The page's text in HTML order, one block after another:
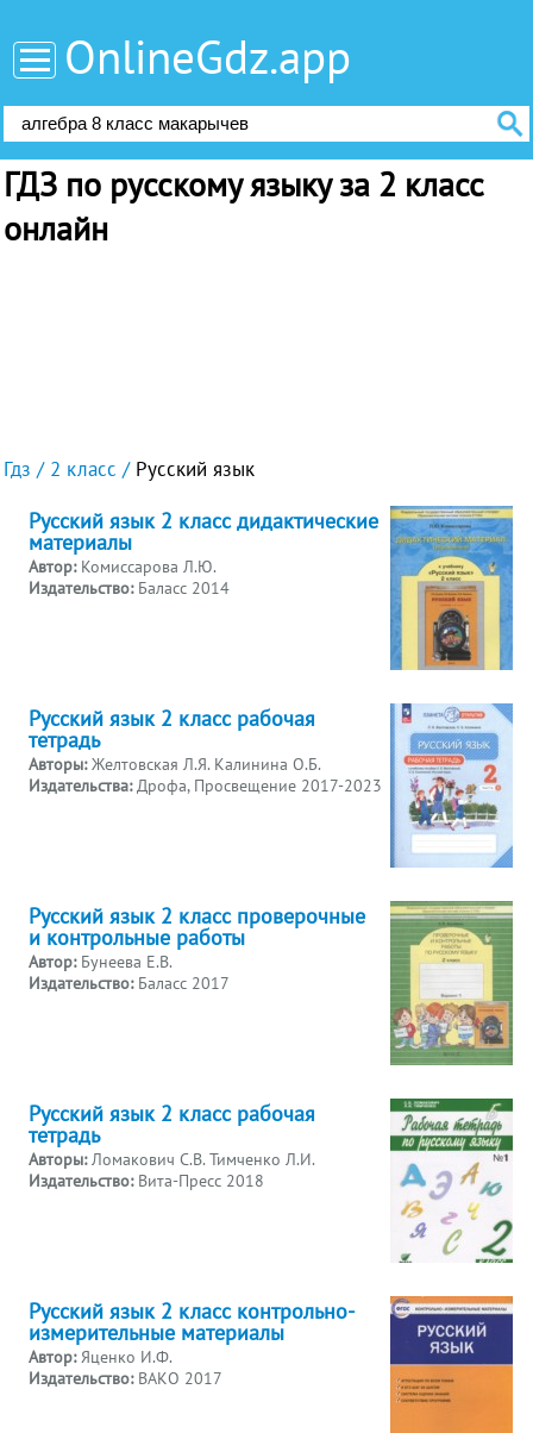
OnlineGdz.app
ГДЗ по русскому языку за 2 класс
онлайн
Гдз 2 класс Русский язык
Русский язык 2 класс дидактические
материалы
Автор: Комиссарова Л.Ю.
Издательство: Баласс 2014
Русский язык 2 класс рабочая
тетрадь
Авторы:Желтовская Л.Я. Калинина О.Б.
Издательства:Дрофа, Просвещение 2017-2023
Русский язык 2 класс проверочные
и контрольные работы
Автор: Бунеева Е.В.
Издательство: Баласс 2017
Русский язык 2 класс рабочая
тетрадь
Авторы:Ломакович С.В. Тимченко Л.И.
Издательство: Вита-Пресс 2018
Русский язык 2 класс контрольно-
измерительные материалы
Автор:Яценко И.Ф.
Издательство: ВАКО 2017